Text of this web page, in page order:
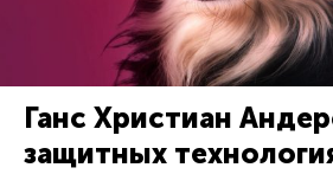
Ганс Христиан
защитных